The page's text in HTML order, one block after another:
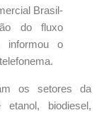
Brasil-
do fluxo
informou o
os setores da
etanol, biodiesel,